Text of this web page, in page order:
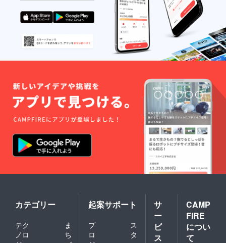
カテゴリー
テク
ノロ
ま
ち
起案サポート
プ
ロ
ス
タ
サ
ー
ビ
ス
CAMP
FIRE
につい
て